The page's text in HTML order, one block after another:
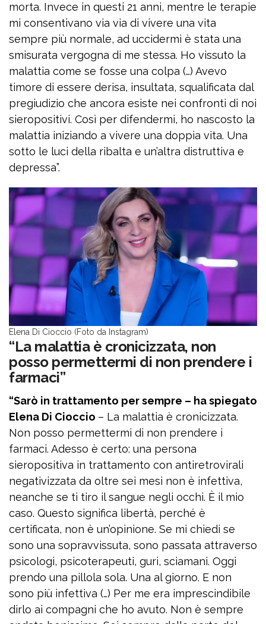
morta. Invece in questi 21 anni, mentre le terapie
mi consentivano via via di vivere una vita
sempre più normale, ad uccidermi è stata una
smisurata vergogna di me stessa. Ho vissuto la
malattia come se fosse una colpa (…) Avevo
timore di essere derisa, insultata, squalificata dal
pregiudizio che ancora esiste nei confronti di noi
sieropositivi. Così per difendermi, ho nascosto la
malattia iniziando a vivere una doppia vita. Una
sotto le luci della ribalta e un’altra distruttiva e
depressa”.
Elena Di Cioccio (Foto da Instagram)
“La malattia è cronicizzata, non
posso permettermi di non prendere i
farmaci”
“Sarò in trattamento per sempre – ha spiegato
Elena Di Cioccio – La malattia è cronicizzata.
Non posso permettermi di non prendere i
farmaci. Adesso è certo: una persona
sieropositiva in trattamento con antiretrovirali
negativizzata da oltre sei mesi non è infettiva,
neanche se ti tiro il sangue negli occhi. È il mio
caso. Questo significa libertà, perché è
certificata, non è un’opinione. Se mi chiedi se
sono una sopravvissuta, sono passata attraverso
psicologi, psicoterapeuti, guri, sciamani. Oggi
prendo una pillola sola. Una al giorno. E non
sono più infettiva (…) Per me era imprescindibile
dirlo ai compagni che ho avuto. Non è sempre